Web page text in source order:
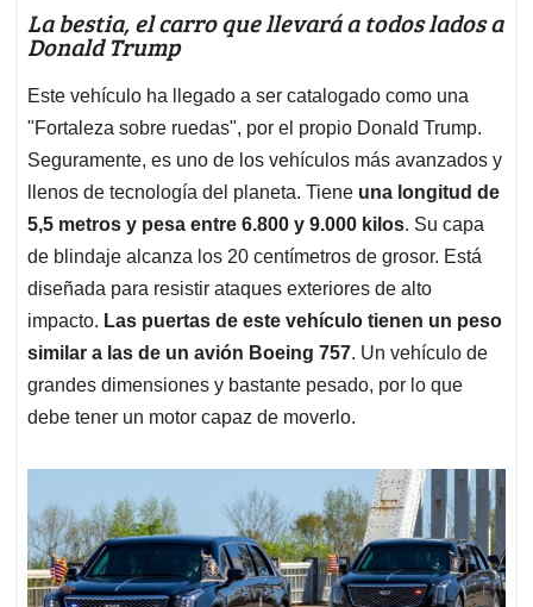
La bestia, el carro que llevará a todos lados a
Donald Trump
Este vehículo ha llegado a ser catalogado como una
"Fortaleza sobre ruedas", por el propio Donald Trump.
Seguramente, es uno de los vehículos más avanzados y
llenos de tecnología del planeta. Tiene una longitud de
5,5 metros y pesa entre 6.800 y 9.000 kilos. Su capa
de blindaje alcanza los 20 centímetros de grosor. Está
diseñada para resistir ataques exteriores de alto
impacto. Las puertas de este vehículo tienen un peso
similar a las de un avión Boeing 757. Un vehículo de
grandes dimensiones y bastante pesado, por lo que
debe tener un motor capaz de moverlo.